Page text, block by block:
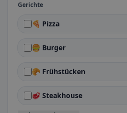
Gerichte
🍕 Pizza
🍔 Burger
🥐 Frühstücken
🥩 Steakhouse